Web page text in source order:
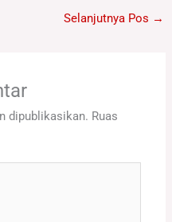
Selanjutnya Pos →
dipublikasikan. Ruas